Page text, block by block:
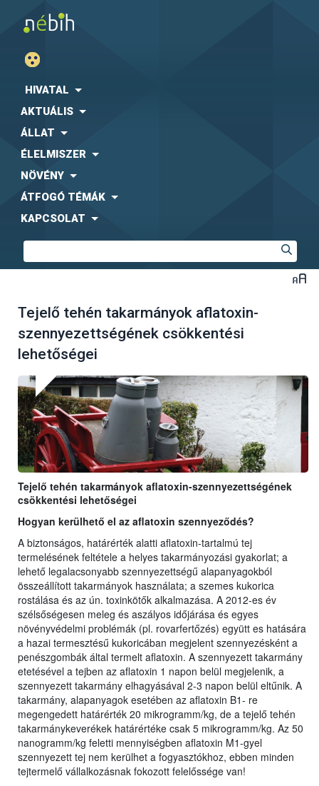
HIVATAL
AKTUÁLIS
ÁLLAT
ÉLELMISZER
NÖVÉNY
ÁTFOGÓ TÉMÁK
KAPCSOLAT
Tejelő tehén takarmányok aflatoxin-
szennyezettségének csökkentési
lehetőségei
Tejelő tehén takarmányok aflatoxin-szennyezettségének
csökkentési lehetőségei
Hogyan kerülhető el az aflatoxin szennyeződés?
A biztonságos, határérték alatti aflatoxin-tartalmú tej
termelésének feltétele a helyes takarmányozási gyakorlat; a
lehető legalacsonyabb szennyezettségű alapanyagokból
összeállított takarmányok használata; a szemes kukorica
rostálása és az ún. toxinkötők alkalmazása. A 2012-es év
szélsőségesen meleg és aszályos időjárása és egyes
növényvédelmi problémák (pl. rovarfertőzés) együtt es hatására
a hazai termesztésű kukoricában megjelent szennyezésként a
penészgombák által termelt aflatoxin. A szennyezett takarmány
etetésével a tejben az aflatoxin 1 napon belül megjelenik, a
szennyezett takarmány elhagyásával 2-3 napon belül eltűnik. A
takarmány, alapanyagok esetében az aflatoxin B1- re
megengedett határérték 20 mikrogramm/kg, de a tejelő tehén
takarmánykeverékek határértéke csak 5 mikrogramm/kg. Az 50
nanogramm/kg feletti mennyiségben aflatoxin M1-gyel
szennyezett tej nem kerülhet a fogyasztókhoz, ebben minden
tejtermelő vállalkozásnak fokozott felelőssége van!